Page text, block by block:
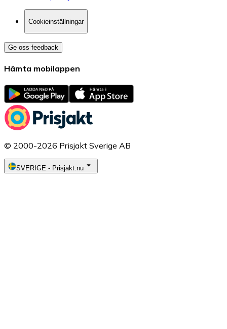
Cookieinställningar
Ge oss feedback
Hämta mobilappen
© 2000-2026 Prisjakt Sverige AB
SVERIGE - Prisjakt.nu